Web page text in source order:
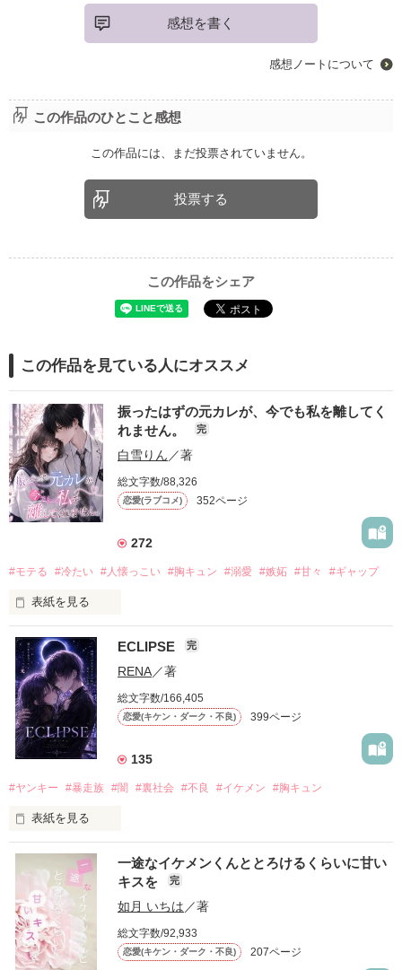
感想を書く
感想ノートについて
この作品のひとこと感想
この作品には、まだ投票されていません。
投票する
この作品をシェア
この作品を見ている人にオススメ
振ったはずの元カレが、今でも私を離してく
れません。
完
白雪りん ／著
総文字数/88,326
恋愛(ラブコメ) 352ページ
272
#モテる #冷たい #人懐っこい #胸キュン #溺愛 #嫉妬 #甘々 #ギャップ
表紙を見る
「好きだったから、別れを選んだ。」
モテる人を好きになるのが怖かった。
だから私は、中学時代に大好きだった彼を自分から振った。
もう会うことはないと思っていたのに、
高校生になって再会した彼は、隣の学校で”王子様”と呼ばれる
他の女の子には冷たいのに
私にだけ昔と変わらない笑顔を向けてくる。
「澪ちゃん。」
それは止まっていた恋が再び動き始める合図──。
ECLIPSE 完
RENA／著
総文字数/166,405
恋愛(キケン・ダーク・不良) 399ページ
135
#ヤンキー #暴走族 #闇 #裏社会 #不良 #イケメン #胸キュン
表紙を見る
表紙画像はAIです
作品を読む
一途なイケメンくんととろけるくらいに甘い
キスを
完
如月 いちは ／著
総文字数/92,933
恋愛(キケン・ダーク・不良) 207ページ